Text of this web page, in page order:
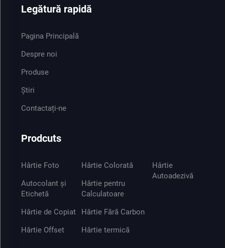
Legătură rapidă
Pagina Principală
Despre noi
Produse
Știri
Contactați-ne
Prodcuts
Hârtie Foto
Autocolant și
Etichetă
Hârtie de Copiat
Hârtie Offset
Hârtie Colorată
Hârtie pentru
Calculatoare
Hârtie Fără Carbon
Hârtie termică
Hârtie
Autoadezivă